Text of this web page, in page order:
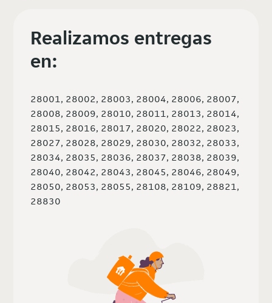
Realizamos entregas
en:
28001, 28002, 28003, 28004, 28006, 28007,
28008, 28009, 28010, 28011, 28013, 28014,
28015, 28016, 28017, 28020, 28022, 28023,
28027, 28028, 28029, 28030, 28032, 28033,
28034, 28035, 28036, 28037, 28038, 28039,
28040, 28042, 28043, 28045, 28046, 28049,
28050, 28053, 28055, 28108, 28109, 28821,
28830